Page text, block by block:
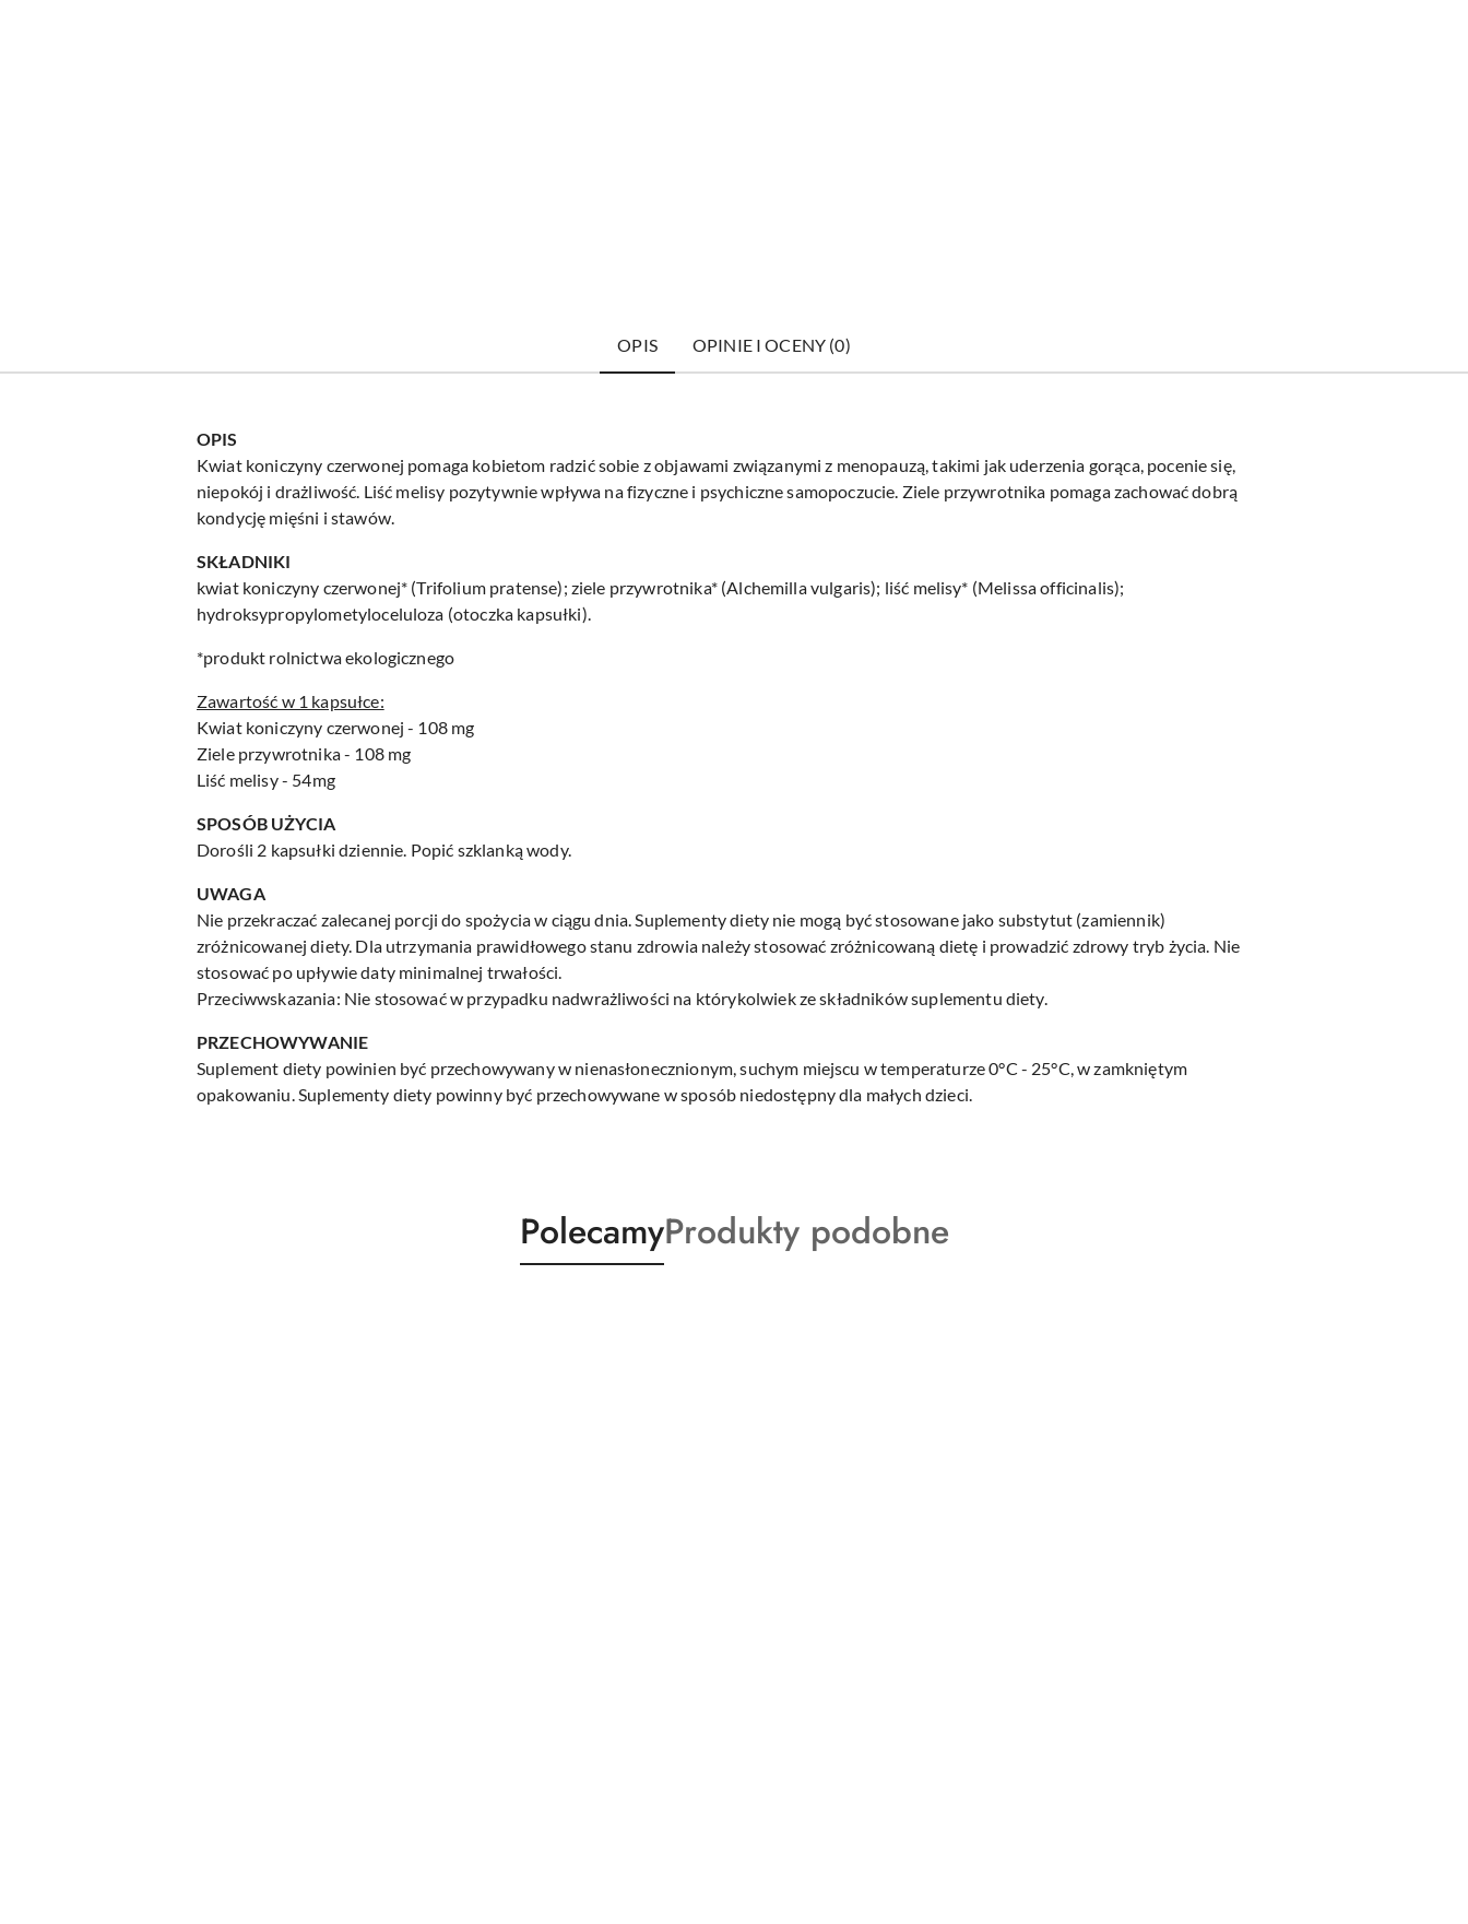
OPIS OPINIE I OCENY (0)
OPIS
Kwiat koniczyny czerwonej pomaga kobietom radzić sobie z objawami związanymi z menopauzą, takimi jak uderzenia gorąca, pocenie się,
niepokój i drażliwość. Liść melisy pozytywnie wpływa na fizyczne i psychiczne samopoczucie. Ziele przywrotnika pomaga zachować dobrą
kondycję mięśni i stawów.
SKŁADNIKI
kwiat koniczyny czerwonej* (Trifolium pratense); ziele przywrotnika* (Alchemilla vulgaris); liść melisy* (Melissa officinalis);
hydroksypropylometyloceluloza (otoczka kapsułki).
*produkt rolnictwa ekologicznego
Zawartość w 1 kapsułce:
Kwiat koniczyny czerwonej - 108 mg
Ziele przywrotnika - 108 mg
Liść melisy - 54mg
SPOSÓB UŻYCIA
Dorośli 2 kapsułki dziennie. Popić szklanką wody.
UWAGA
Nie przekraczać zalecanej porcji do spożycia w ciągu dnia. Suplementy diety nie mogą być stosowane jako substytut (zamiennik)
zróżnicowanej diety. Dla utrzymania prawidłowego stanu zdrowia należy stosować zróżnicowaną dietę i prowadzić zdrowy tryb życia. Nie
stosować po upływie daty minimalnej trwałości.
Przeciwwskazania: Nie stosować w przypadku nadwrażliwości na którykolwiek ze składników suplementu diety.
PRZECHOWYWANIE
Suplement diety powinien być przechowywany w nienasłonecznionym, suchym miejscu w temperaturze 0°C - 25°C, w zamkniętym
opakowaniu. Suplementy diety powinny być przechowywane w sposób niedostępny dla małych dzieci.
Produkty
o
PolecamyProdukty
o
Produkty podobne